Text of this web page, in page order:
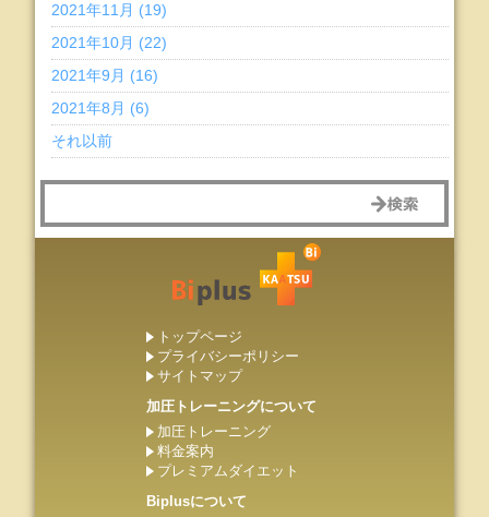
2021年11月 (19)
2021年10月 (22)
2021年9月 (16)
2021年8月 (6)
それ以前
トップページ
プライバシーポリシー
サイトマップ
加圧トレーニングについて
加圧トレーニング
料金案内
プレミアムダイエット
Biplusについて